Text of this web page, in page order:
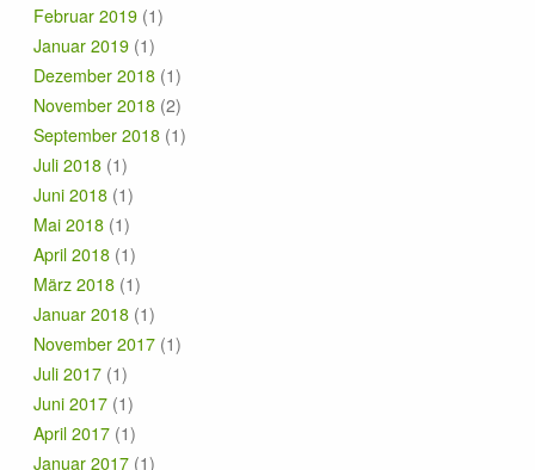
Februar 2019 (1)
Januar 2019 (1)
Dezember 2018 (1)
November 2018 (2)
September 2018 (1)
Juli 2018 (1)
Juni 2018 (1)
Mai 2018 (1)
April 2018 (1)
März 2018 (1)
Januar 2018 (1)
November 2017 (1)
Juli 2017 (1)
Juni 2017 (1)
April 2017 (1)
Januar 2017 (1)